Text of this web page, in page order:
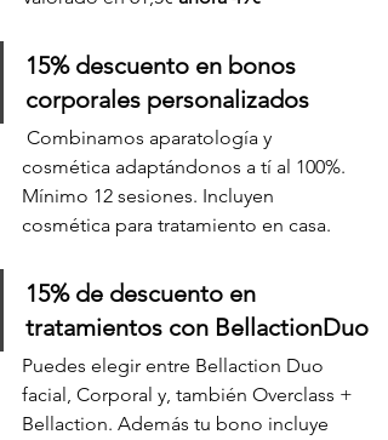
15% descuento en bonos
corporales personalizados
cosmética adaptándonos a tí al 100%.
Mínimo 12 sesiones. Incluyen
cosmética para tratamiento en casa.
15% de descuento en
tratamientos con BellactionDuo
Puedes elegir entre Bellaction Duo
facial, Corporal y, también Overclass +
Bellaction. Además tu bono incluye